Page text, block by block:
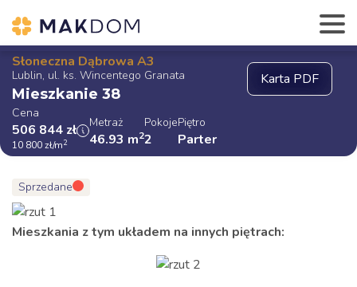
Słoneczna Dąbrowa A3
Lublin, ul. ks. Wincentego Granata
Mieszkanie 38
Cena
506 844 zł
10 800zł/m2
Metraż
46.93 m2
Pokoje
2
Piętro
Parter
Sprzedane
Mieszkania z tym układem na innych piętrach: